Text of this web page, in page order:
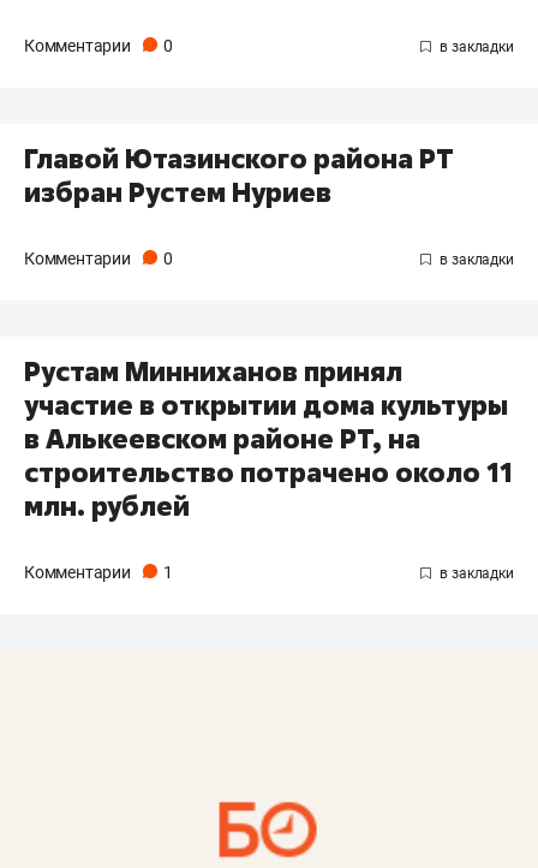
Комментарии 0
Главой Ютазинского района РТ
избран Рустем Нуриев
Комментарии 0
Рустам Минниханов принял
участие в открытии дома культуры
в Алькеевском районе РТ, на
строительство потрачено около 11
млн. рублей
Комментарии 1